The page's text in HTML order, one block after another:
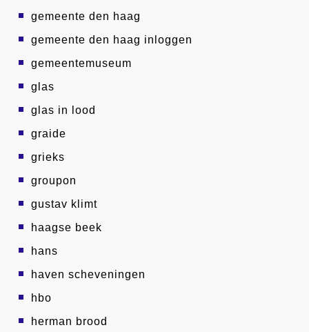
gemeente den haag
gemeente den haag inloggen
gemeentemuseum
glas
glas in lood
graide
grieks
groupon
gustav klimt
haagse beek
hans
haven scheveningen
hbo
herman brood